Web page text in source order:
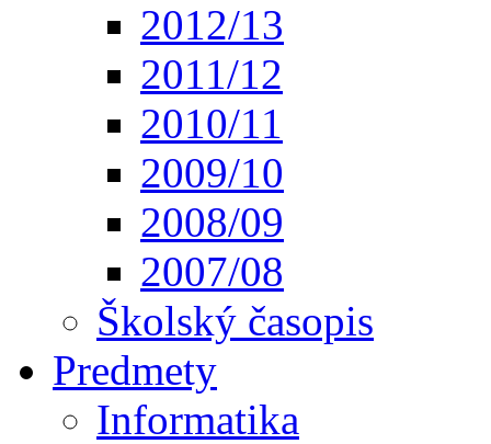
2012/13
2011/12
2010/11
2009/10
2008/09
2007/08
Školský časopis
Predmety
Informatika